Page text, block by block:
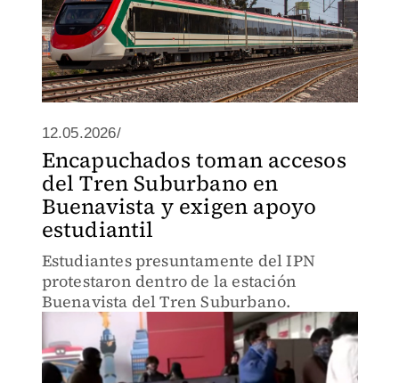
12.05.2026/
Encapuchados toman accesos
del Tren Suburbano en
Buenavista y exigen apoyo
estudiantil
Estudiantes presuntamente del IPN
protestaron dentro de la estación
Buenavista del Tren Suburbano.